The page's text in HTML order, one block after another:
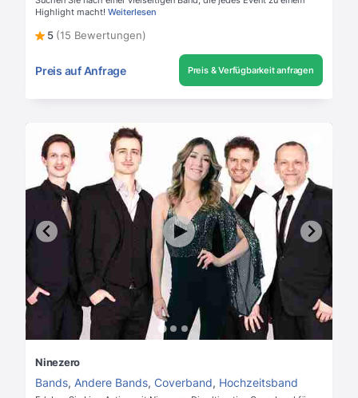
Highlight macht! Weiterlesen
5 (15 Bewertungen)
Preis auf Anfrage Preis & Verfügbarkeit anfragen
Ninezero
Bands, Andere Bands, Coverband, Hochzeitsband